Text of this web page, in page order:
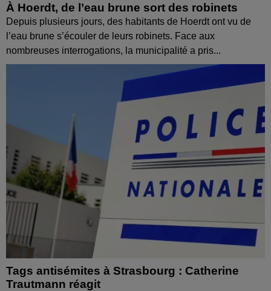
À Hoerdt, de l’eau brune sort des robinets
Depuis plusieurs jours, des habitants de Hoerdt ont vu de
l’eau brune s’écouler de leurs robinets. Face aux
nombreuses interrogations, la municipalité a pris...
Tags antisémites à Strasbourg : Catherine
Trautmann réagit